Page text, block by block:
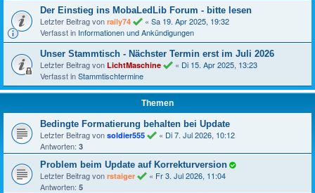
Der Einstieg ins MobaLedLib Forum - bitte lesen
Letzter Beitrag von raily74 « Sa 19. Apr 2025, 19:32
Verfasst in Informationen und Ankündigungen
Unser Stammtisch - Nächster Termin erst im Juli 2026
Letzter Beitrag von LichtMaschine « Di 15. Apr 2025, 13:23
Verfasst inStammtischtermine
Themen
Bedingte Formatierung behalten bei Update
Letzter Beitrag von soldier555 « Di 7. Jul 2026, 10:12
Antworten: 3
Problem beim Update auf Korrekturversion
Letzter Beitrag von rstaiger « Fr 3. Jul 2026, 11:04
Antworten: 5